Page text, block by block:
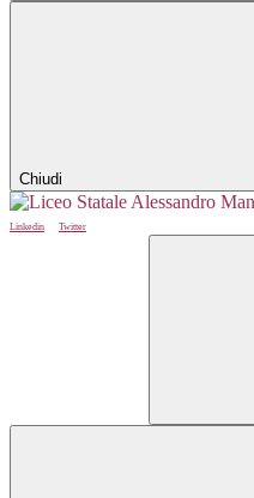
Chiudi
Linkedin
Twitter